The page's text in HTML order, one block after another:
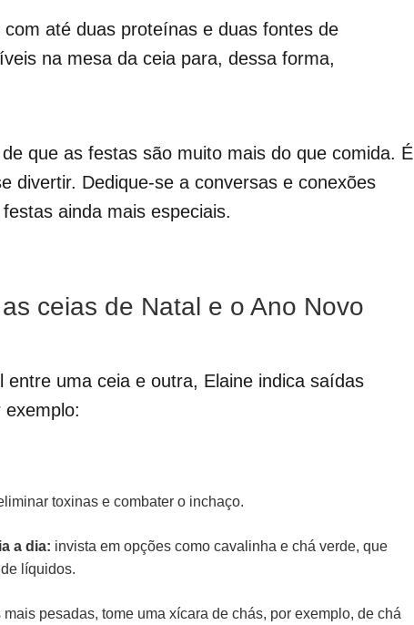
com até duas proteínas e duas fontes de
na mesa da ceia para, dessa forma,
que as festas são muito mais do que comida. É
divertir. Dedique-se a conversas e conexões
ainda mais especiais.
ceias de Natal e o Ano Novo
uma ceia e outra, Elaine indica saídas
toxinas e combater o inchaço.
a dia: invista em opções como cavalinha e chá verde, que
líquidos.
pesadas, tome uma xícara de chás, por exemplo, de chá